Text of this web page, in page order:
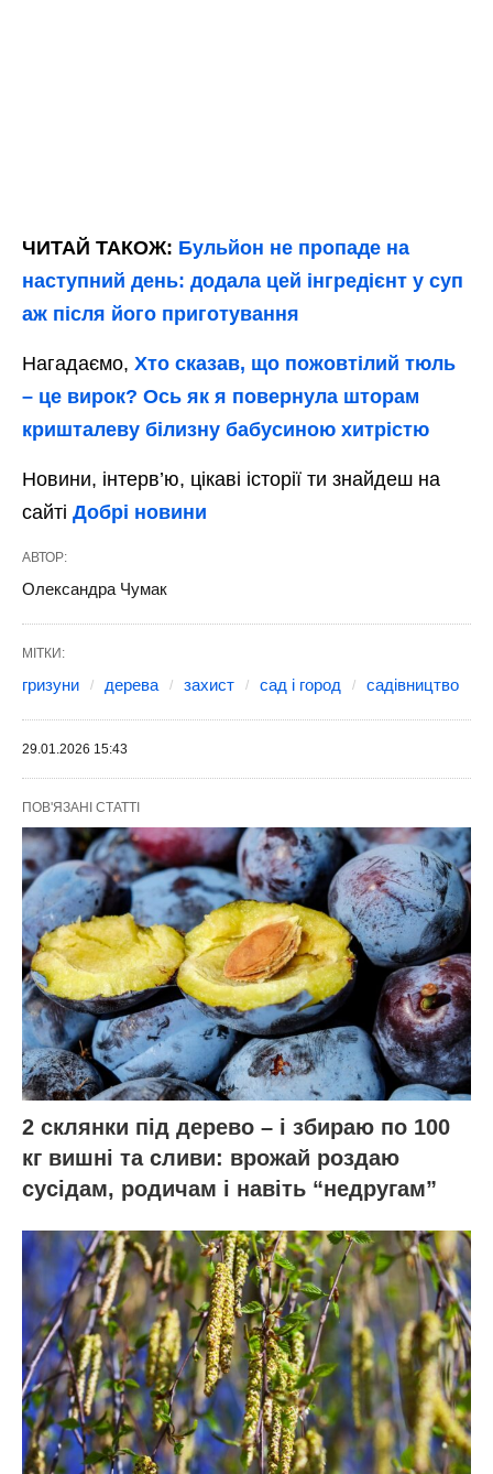
ЧИТАЙ ТАКОЖ: Бульйон не пропаде на
наступний день: додала цей інгредієнт у суп
аж після його приготування
Нагадаємо, Хто сказав, що пожовтілий тюль
– це вирок? Ось як я повернула шторам
кришталеву білизну бабусиною хитрістю
Новини, інтерв’ю, цікаві історії ти знайдеш на
сайті Добрі новини
АВТОР:
Олександра Чумак
МІТКИ:
гризуни дерева захист сад і город садівництво
29.01.2026 15:43
ПОВ'ЯЗАНІ СТАТТІ
2 склянки під дерево – і збираю по 100
кг вишні та сливи: врожай роздаю
сусідам, родичам і навіть “недругам”